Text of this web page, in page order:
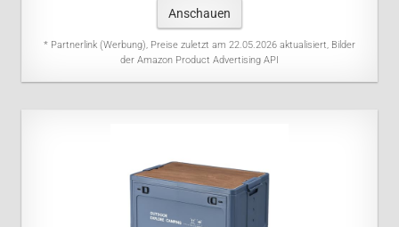
Anschauen
* Partnerlink (Werbung), Preise zuletzt am 22.05.2026 aktualisiert, Bilder
der Amazon Product Advertising API